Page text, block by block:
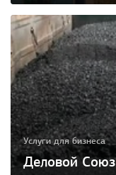
Услуги для бизнеса
Деловой Союз